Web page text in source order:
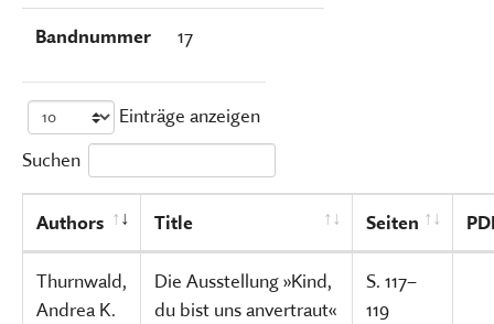
Bandnummer 17
Einträge anzeigen
Suchen
Authors Title Seiten
Thurnwald,
Andrea K.
Die Ausstellung »Kind,
du bist uns anvertraut«
S. 117–
119